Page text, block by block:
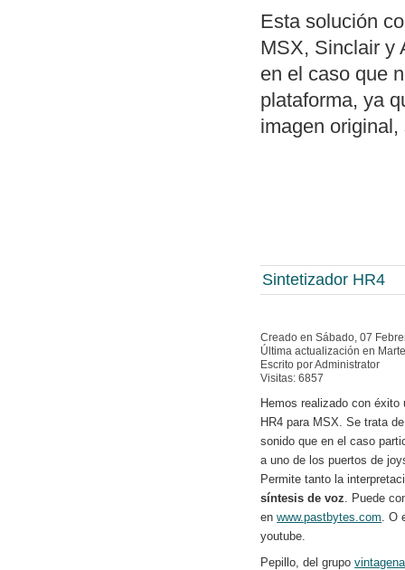
Esta solución
MSX, Sinclair y
en el caso que
plataforma, ya
imagen
Sintetizador HR4
Creado en Sábado, 07
Última actualización en
Escrito por Administrator
Visitas: 6857
Hemos realizado con
HR4 para MSX. Se trata
sonido que en el caso
a uno de los puertos de
Permite tanto la
síntesis de voz. Puede
enwww.pastbytes.com. O
youtube.
Pepillo, del grupo